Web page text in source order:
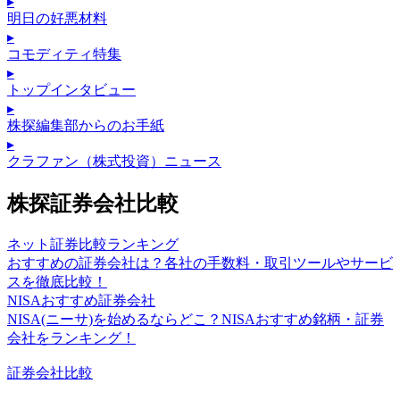
明日の好悪材料
▸
コモディティ特集
▸
トップインタビュー
▸
株探編集部からのお手紙
▸
クラファン（株式投資）ニュース
株探証券会社比較
ネット証券比較ランキング
おすすめの証券会社は？各社の手数料・取引ツールやサービ
スを徹底比較！
NISAおすすめ証券会社
NISA(ニーサ)を始めるならどこ？NISAおすすめ銘柄・証券
会社をランキング！
証券会社比較